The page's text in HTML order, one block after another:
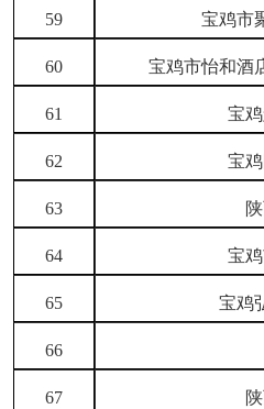
59 宝鸡市
60 宝鸡市怡和酒
61 宝
62 宝
63
64 宝
65 宝鸡
66
67